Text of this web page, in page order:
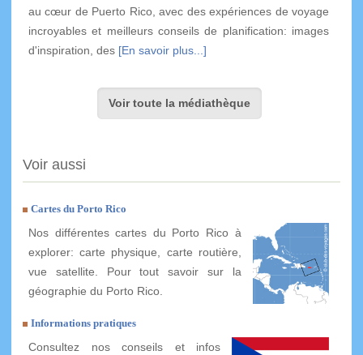
au cœur de Puerto Rico, avec des expériences de voyage
incroyables et meilleurs conseils de planification: images
d'inspiration, des [En savoir plus...]
Voir toute la médiathèque
Voir aussi
Cartes du Porto Rico
Nos différentes cartes du Porto Rico à
explorer: carte physique, carte routière,
vue satellite. Pour tout savoir sur la
géographie du Porto Rico.
Informations pratiques
Consultez nos conseils et infos